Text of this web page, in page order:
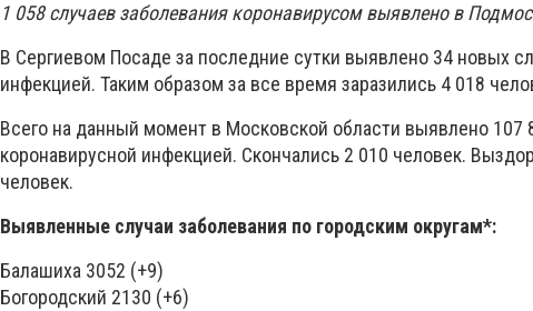
1 058 случаев заболевания коронавирусом выявлено в
В Сергиевом Посаде за последние сутки выявлено 34 новых
инфекцией. Таким образом за все время заразились 4 018
Всего на данный момент в Московской области выявлено 107
коронавирусной инфекцией. Скончались 2 010 человек.
человек.
Выявленные случаи заболевания по городским округам*:
Балашиха 3052 (+9)
Богородский 2130 (+6)